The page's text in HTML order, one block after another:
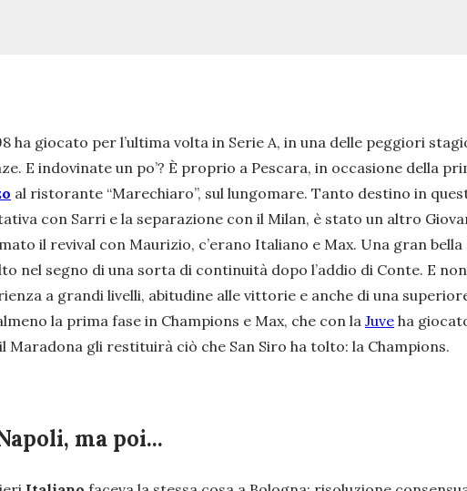
giocato per l’ultima volta in Serie A, in una delle peggiori
E indovinate un po’? È proprio a Pescara, in occasione della
al ristorante “Marechiaro”, sul lungomare. Tanto destino in
con Sarri e la separazione con il Milan, è stato un altro
il revival con Maurizio, c’erano Italiano e Max. Una gran
nel segno di una sorta di continuità dopo l’addio di Conte. E
a grandi livelli, abitudine alle vittorie e anche di una
la prima fase in Champions e Max, che con la Juve ha
Maradona gli restituirà ciò che San Siro ha tolto: la Champions.
ma poi...